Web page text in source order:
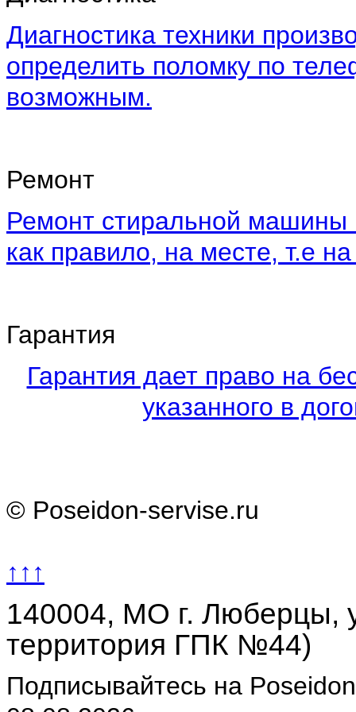
Диагностика техники
определить поломку по
возможным.
Ремонт
Ремонт стиральной машины
как правило, на месте, т.е
Гарантия
Гарантия дает право на
указанного в
© Poseidon-servise.ru
↑↑↑
140004, МО г. Люберцы,
территория ГПК №44)
Подписывайтесь на